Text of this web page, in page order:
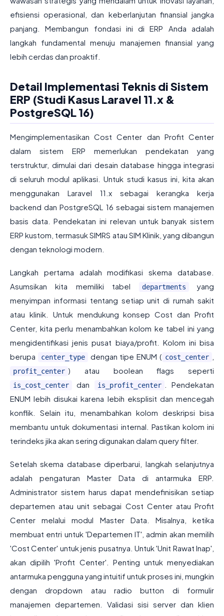
efisiensi operasional, dan keberlanjutan finansial jangka
panjang. Membangun fondasi ini di ERP Anda adalah
langkah fundamental menuju manajemen finansial yang
lebih cerdas dan proaktif.
Detail Implementasi Teknis di Sistem
ERP (Studi Kasus Laravel 11.x &
PostgreSQL 16)
Mengimplementasikan Cost Center dan Profit Center
dalam sistem ERP memerlukan pendekatan yang
terstruktur, dimulai dari desain database hingga integrasi
di seluruh modul aplikasi. Untuk studi kasus ini, kita akan
menggunakan Laravel 11.x sebagai kerangka kerja
backend dan PostgreSQL 16 sebagai sistem manajemen
basis data. Pendekatan ini relevan untuk banyak sistem
ERP kustom, termasuk SIMRS atau SIM Klinik, yang dibangun
dengan teknologi modern.
Langkah pertama adalah modifikasi skema database.
Asumsikan kita memiliki tabel
departments
yang
menyimpan informasi tentang setiap unit di rumah sakit
atau klinik. Untuk mendukung konsep Cost dan Profit
Center, kita perlu menambahkan kolom ke tabel ini yang
mengidentifikasi jenis pusat biaya/profit. Kolom ini bisa
berupa
center_type dengan tipe ENUM ( cost_center
profit_center ) atau boolean flags seperti
is_cost_center dan is_profit_center
. Pendekatan
ENUM lebih disukai karena lebih eksplisit dan mencegah
konflik. Selain itu, menambahkan kolom deskripsi bisa
membantu untuk dokumentasi internal. Pastikan kolom ini
terindeks jika akan sering digunakan dalam query filter.
Setelah skema database diperbarui, langkah selanjutnya
adalah pengaturan Master Data di antarmuka ERP.
Administrator sistem harus dapat mendefinisikan setiap
departemen atau unit sebagai Cost Center atau Profit
Center melalui modul Master Data. Misalnya, ketika
membuat entri untuk 'Departemen IT', admin akan memilih
'Cost Center' untuk jenis pusatnya. Untuk 'Unit Rawat Inap',
akan dipilih 'Profit Center'. Penting untuk menyediakan
antarmuka pengguna yang intuitif untuk proses ini, mungkin
dengan dropdown atau radio button di formulir
manajemen departemen. Validasi sisi server dan klien